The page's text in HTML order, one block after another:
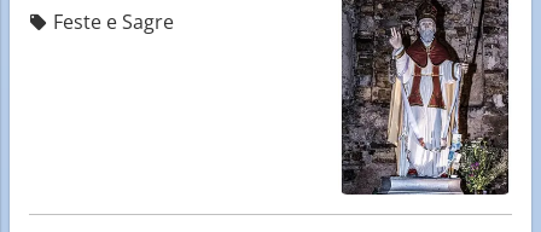
Feste e Sagre